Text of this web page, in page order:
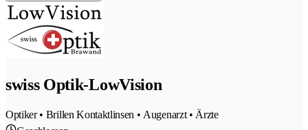
swiss Optik-LowVision
Optiker • Brillen Kontaktlinsen • Augenarzt • Ärzte